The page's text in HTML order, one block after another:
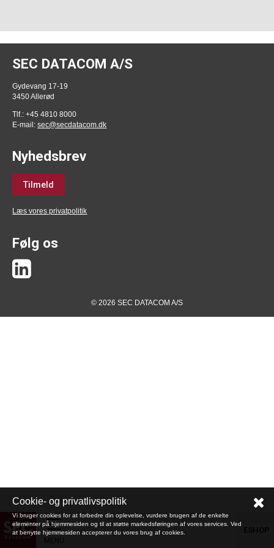
SEC DATACOM A/S
Gydevang 17-19
3450 Allerød
Tlf.: +45 4810 8000
E-mail:sec@secdatacom.dk
Nyhedsbrev
Tilmeld
Læs vores privatpolitik
Følg os
© 2026 SEC DATACOM A/S
Cookie- og privatlivspolitik
Vi bruger cookies for at forbedre din oplevelse, vurdere brugen af de enkelte
elementer på hjemmesiden og til at støtte markedsføringen af vores services. Ved
at benytte hjemmesiden accepterer du vores brug af cookies.